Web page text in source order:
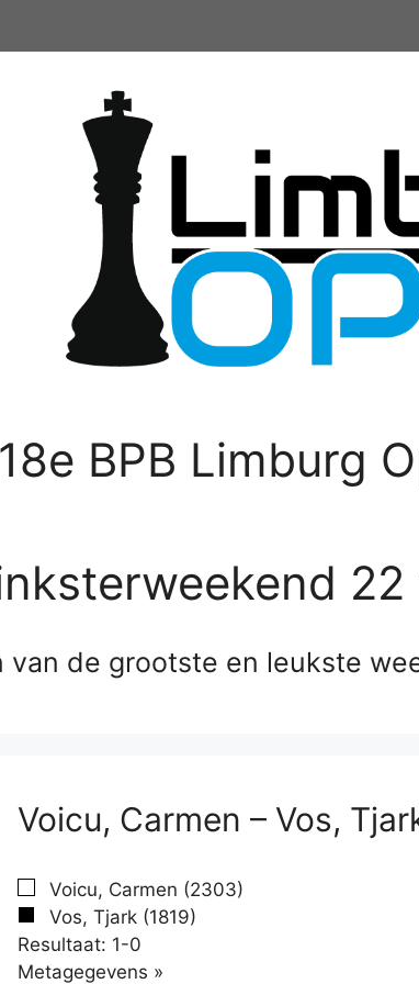
18e BPB Limburg
van de grootste en leukste
Voicu, Carmen – Vos,
Voicu, Carmen (2303)
Vos, Tjark (1819)
Resultaat: 1-0
Metagegevens »